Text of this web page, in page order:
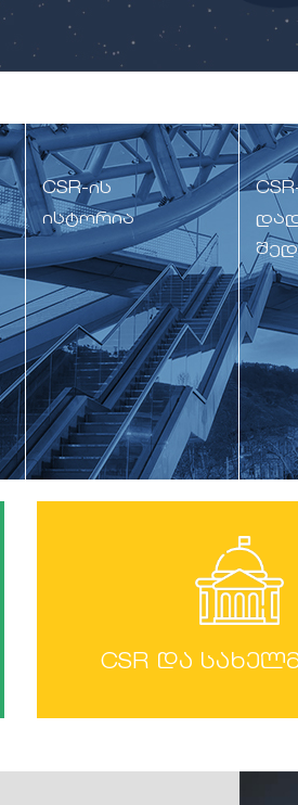
CSR-ის
ისტორია
CSR და